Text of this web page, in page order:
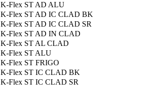
K-Flex ST AD ALU
K-Flex ST AD IC CLAD BK
K-Flex ST AD IC CLAD SR
K-Flex ST AD IN CLAD
K-Flex ST AL CLAD
K-Flex ST ALU
K-Flex ST FRIGO
K-Flex ST IC CLAD BK
K-Flex ST IC CLAD SR